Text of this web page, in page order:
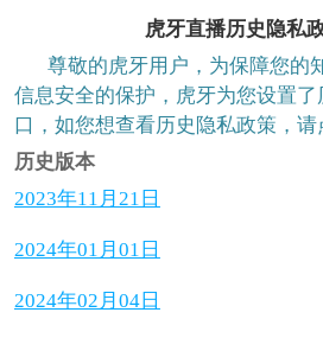
虎牙直播历史隐私
信息安全的保护，虎牙为您设置了
口，如您想查看历史隐私政策，请
历史版本
2023年11月21日
2024年01月01日
2024年02月04日